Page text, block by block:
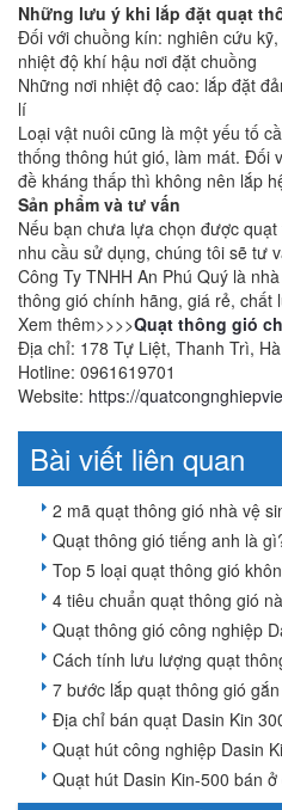
Những lưu ý khi lắp đặt quạt
Đối với chuồng kín: nghiên cứu
nhiệt độ khí hậu nơi đặt chuồng
Những nơi nhiệt độ cao: lắp đặt
lí
Loại vật nuôi cũng là một yếu tố
thống thông hút gió, làm mát. Đối
đề kháng thấp thì không nên lắp
Sản phẩm và tư vấn
Nếu bạn chưa lựa chọn được
nhu cầu sử dụng, chúng tôi sẽ tư
Công Ty TNHH An Phú Quý là
thông gió chính hãng, giá rẻ, chất
Xem thêm>>>>Quạt thông gió
Địa chỉ: 178 Tự Liệt, Thanh Trì,
Hotline: 0961619701
Website: https://
Bài viết liên quan
2 mã quạt thông gió nhà vệ
Quạt thông gió tiếng anh là
Top 5 loại quạt thông gió
4 tiêu chuẩn quạt thông gió
Quạt thông gió công nghiệp
Cách tính lưu lượng quạt
7 bước lắp quạt thông gió
Địa chỉ bán quạt Dasin Kin
Quạt hút công nghiệp Dasin
Quạt hút Dasin Kin-500 bán ở